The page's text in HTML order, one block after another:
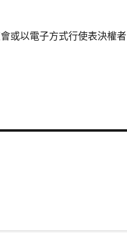
或以電子方式行使表決權者